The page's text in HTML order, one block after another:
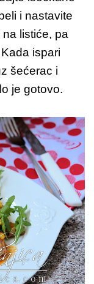
i nastavite
listiće, pa
ispari
šećerac i
je gotovo.